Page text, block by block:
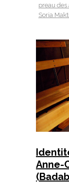
preau des
Soria Makti
Anne-